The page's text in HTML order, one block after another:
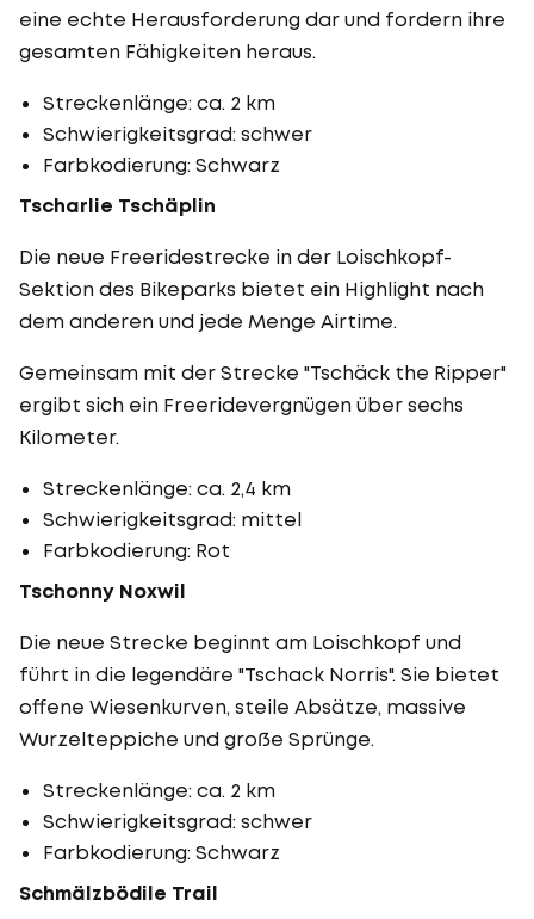
eine echte Herausforderung dar und fordern ihre
gesamten Fähigkeiten heraus.
Streckenlänge: ca. 2 km
Schwierigkeitsgrad: schwer
Farbkodierung: Schwarz
Tscharlie Tschäplin
Die neue Freeridestrecke in der Loischkopf-
Sektion des Bikeparks bietet ein Highlight nach
dem anderen und jede Menge Airtime.
Gemeinsam mit der Strecke "Tschäck the Ripper"
ergibt sich ein Freeridevergnügen über sechs
Kilometer.
Streckenlänge: ca. 2,4 km
Schwierigkeitsgrad: mittel
Farbkodierung: Rot
Tschonny Noxwil
Die neue Strecke beginnt am Loischkopf und
führt in die legendäre "Tschack Norris". Sie bietet
offene Wiesenkurven, steile Absätze, massive
Wurzelteppiche und große Sprünge.
Streckenlänge: ca. 2 km
Schwierigkeitsgrad: schwer
Farbkodierung: Schwarz
Schmälzbödile Trail